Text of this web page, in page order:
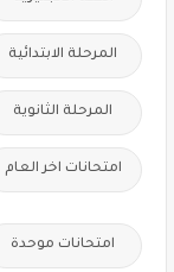
المرحلة الابتدائية
المرحلة الثانوية
امتحانات اخر العام
امتحانات موحدة